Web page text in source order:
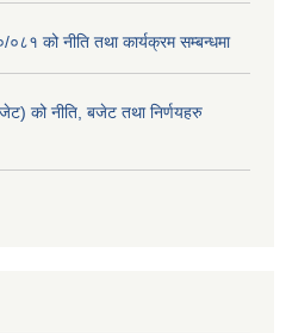
को नीति तथा कार्यक्रम सम्बन्धमा
को नीति, बजेट तथा निर्णयहरु